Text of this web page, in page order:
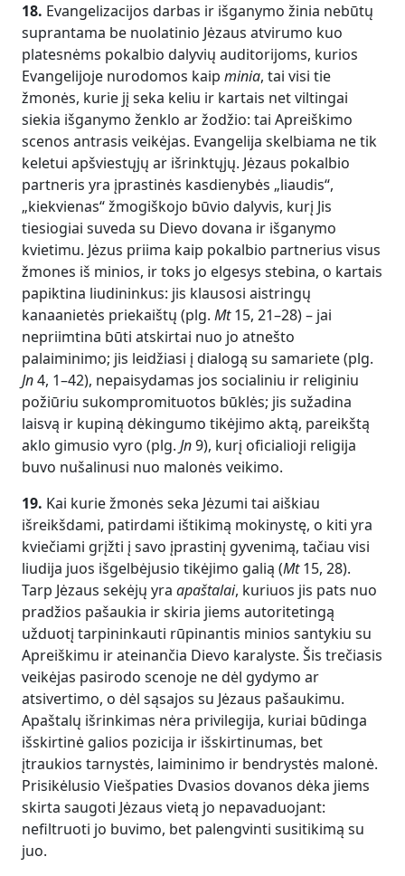
18. Evangelizacijos darbas ir išganymo žinia nebūtų
suprantama be nuolatinio Jėzaus atvirumo kuo
platesnėms pokalbio dalyvių auditorijoms, kurios
Evangelijoje nurodomos kaip minia, tai visi tie
žmonės, kurie jį seka keliu ir kartais net viltingai
siekia išganymo ženklo ar žodžio: tai Apreiškimo
scenos antrasis veikėjas. Evangelija skelbiama ne tik
keletui apšviestųjų ar išrinktųjų. Jėzaus pokalbio
partneris yra įprastinės kasdienybės „liaudis“,
„kiekvienas“ žmogiškojo būvio dalyvis, kurį Jis
tiesiogiai suveda su Dievo dovana ir išganymo
kvietimu. Jėzus priima kaip pokalbio partnerius visus
žmones iš minios, ir toks jo elgesys stebina, o kartais
papiktina liudininkus: jis klausosi aistringų
kanaanietės priekaištų (plg. Mt15, 21–28) – jai
nepriimtina būti atskirtai nuo jo atnešto
palaiminimo; jis leidžiasi į dialogą su samariete (plg.
Jn4, 1–42), nepaisydamas jos socialiniu ir religiniu
požiūriu sukompromituotos būklės; jis sužadina
laisvą ir kupiną dėkingumo tikėjimo aktą, pareikštą
aklo gimusio vyro (plg. Jn9), kurį oficialioji religija
buvo nušalinusi nuo malonės veikimo.
19. Kai kurie žmonės seka Jėzumi tai aiškiau
išreikšdami, patirdami ištikimą mokinystę, o kiti yra
kviečiami grįžti į savo įprastinį gyvenimą, tačiau visi
liudija juos išgelbėjusio tikėjimo galią (Mt15, 28).
Tarp Jėzaus sekėjų yra apaštalai, kuriuos jis pats nuo
pradžios pašaukia ir skiria jiems autoritetingą
užduotį tarpininkauti rūpinantis minios santykiu su
Apreiškimu ir ateinančia Dievo karalyste. Šis trečiasis
veikėjas pasirodo scenoje ne dėl gydymo ar
atsivertimo, o dėl sąsajos su Jėzaus pašaukimu.
Apaštalų išrinkimas nėra privilegija, kuriai būdinga
išskirtinė galios pozicija ir išskirtinumas, bet
įtraukios tarnystės, laiminimo ir bendrystės malonė.
Prisikėlusio Viešpaties Dvasios dovanos dėka jiems
skirta saugoti Jėzaus vietą jo nepavaduojant:
nefiltruoti jo buvimo, bet palengvinti susitikimą su
juo.